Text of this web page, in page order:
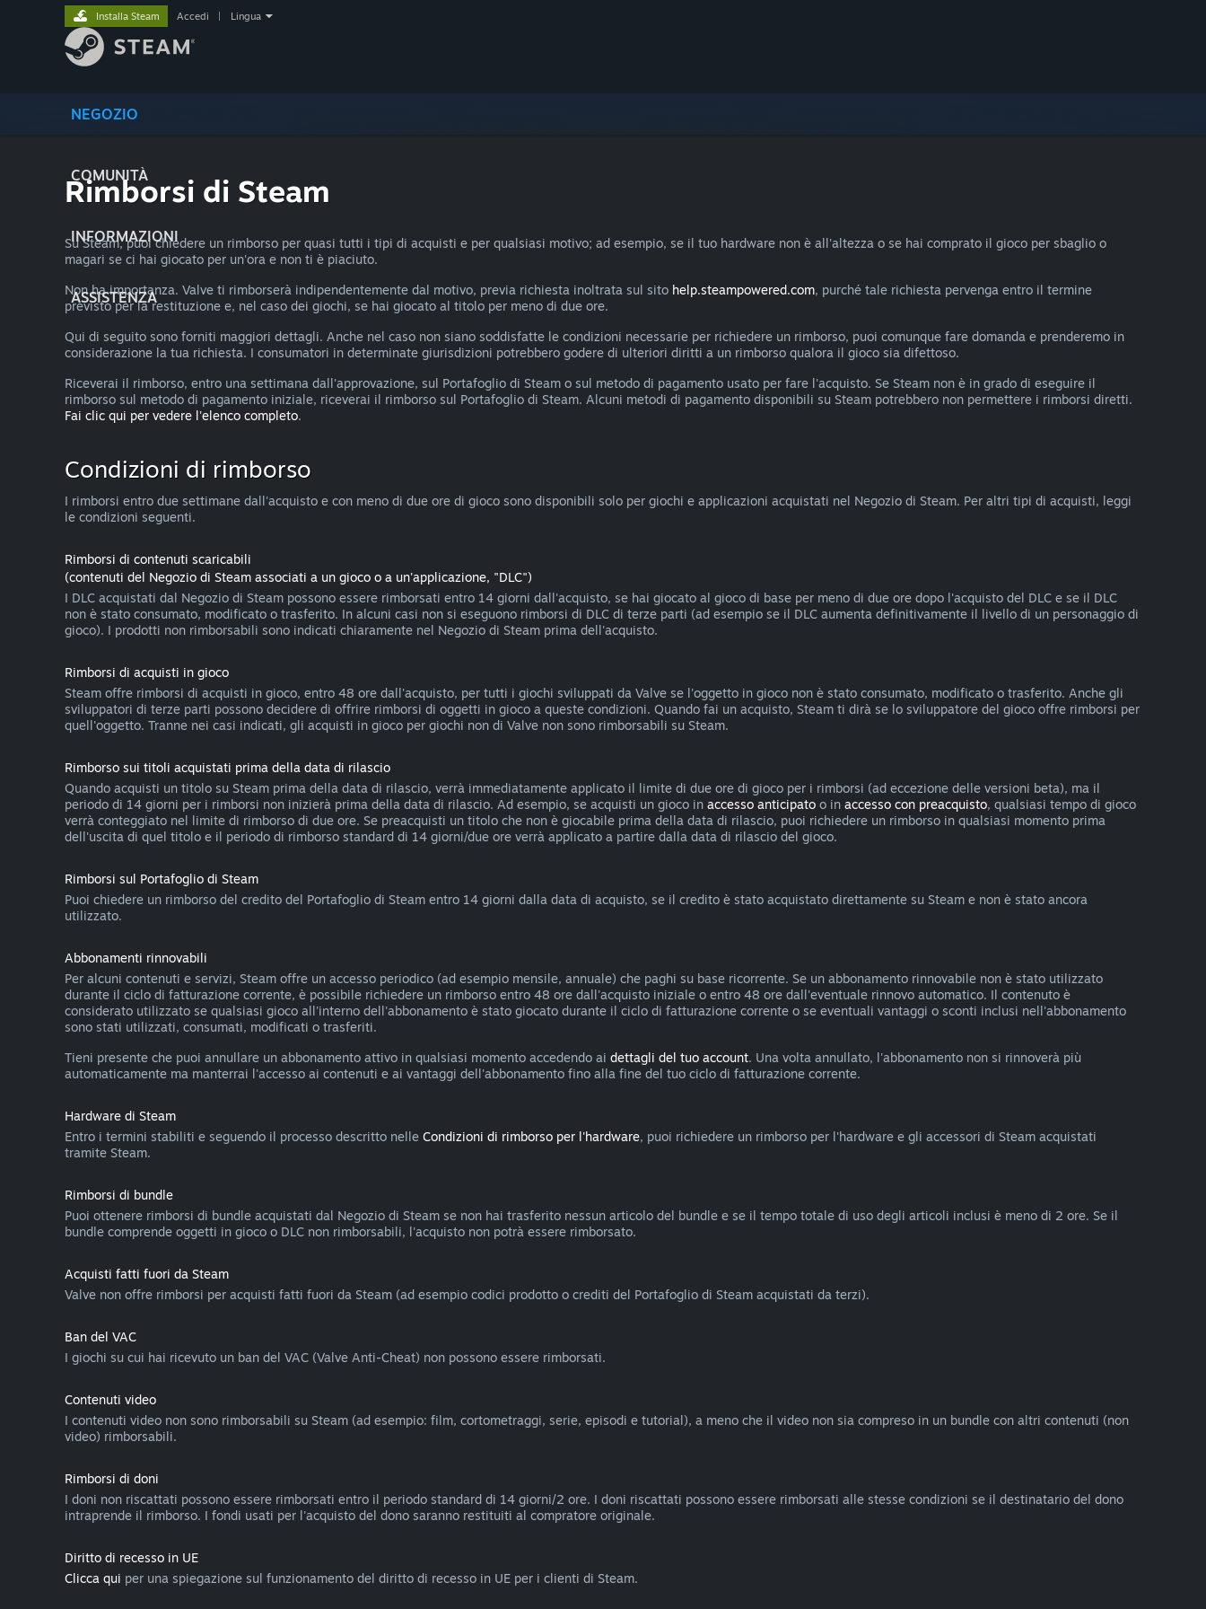
NEGOZIO
COMUNITÀ
INFORMAZIONI
ASSISTENZA
Installa Steam Accedi Lingua
Rimborsi di Steam
Su Steam, puoi chiedere un rimborso per quasi tutti i tipi di acquisti e per qualsiasi motivo; ad esempio, se il tuo hardware non è all'altezza o se hai comprato il gioco per sbaglio o
magari se ci hai giocato per un'ora e non ti è piaciuto.
Non ha importanza. Valve ti rimborserà indipendentemente dal motivo, previa richiesta inoltrata sul sito help.steampowered.com, purché tale richiesta pervenga entro il termine
previsto per la restituzione e, nel caso dei giochi, se hai giocato al titolo per meno di due ore.
Qui di seguito sono forniti maggiori dettagli. Anche nel caso non siano soddisfatte le condizioni necessarie per richiedere un rimborso, puoi comunque fare domanda e prenderemo in
considerazione la tua richiesta. I consumatori in determinate giurisdizioni potrebbero godere di ulteriori diritti a un rimborso qualora il gioco sia difettoso.
Riceverai il rimborso, entro una settimana dall'approvazione, sul Portafoglio di Steam o sul metodo di pagamento usato per fare l'acquisto. Se Steam non è in grado di eseguire il
rimborso sul metodo di pagamento iniziale, riceverai il rimborso sul Portafoglio di Steam. Alcuni metodi di pagamento disponibili su Steam potrebbero non permettere i rimborsi diretti.
Fai clic qui per vedere l'elenco completo.
Condizioni di rimborso
I rimborsi entro due settimane dall'acquisto e con meno di due ore di gioco sono disponibili solo per giochi e applicazioni acquistati nel Negozio di Steam. Per altri tipi di acquisti, leggi
le condizioni seguenti.
Rimborsi di contenuti scaricabili
(contenuti del Negozio di Steam associati a un gioco o a un'applicazione, "DLC")
I DLC acquistati dal Negozio di Steam possono essere rimborsati entro 14 giorni dall'acquisto, se hai giocato al gioco di base per meno di due ore dopo l'acquisto del DLC e se il DLC
non è stato consumato, modificato o trasferito. In alcuni casi non si eseguono rimborsi di DLC di terze parti (ad esempio se il DLC aumenta definitivamente il livello di un personaggio di
gioco). I prodotti non rimborsabili sono indicati chiaramente nel Negozio di Steam prima dell'acquisto.
Rimborsi di acquisti in gioco
Steam offre rimborsi di acquisti in gioco, entro 48 ore dall'acquisto, per tutti i giochi sviluppati da Valve se l'oggetto in gioco non è stato consumato, modificato o trasferito. Anche gli
sviluppatori di terze parti possono decidere di offrire rimborsi di oggetti in gioco a queste condizioni. Quando fai un acquisto, Steam ti dirà se lo sviluppatore del gioco offre rimborsi per
quell'oggetto. Tranne nei casi indicati, gli acquisti in gioco per giochi non di Valve non sono rimborsabili su Steam.
Rimborso sui titoli acquistati prima della data di rilascio
Quando acquisti un titolo su Steam prima della data di rilascio, verrà immediatamente applicato il limite di due ore di gioco per i rimborsi (ad eccezione delle versioni beta), ma il
periodo di 14 giorni per i rimborsi non inizierà prima della data di rilascio. Ad esempio, se acquisti un gioco in accesso anticipato o in accesso con preacquisto, qualsiasi tempo di gioco
verrà conteggiato nel limite di rimborso di due ore. Se preacquisti un titolo che non è giocabile prima della data di rilascio, puoi richiedere un rimborso in qualsiasi momento prima
dell'uscita di quel titolo e il periodo di rimborso standard di 14 giorni/due ore verrà applicato a partire dalla data di rilascio del gioco.
Rimborsi sul Portafoglio di Steam
Puoi chiedere un rimborso del credito del Portafoglio di Steam entro 14 giorni dalla data di acquisto, se il credito è stato acquistato direttamente su Steam e non è stato ancora
utilizzato.
Abbonamenti rinnovabili
Per alcuni contenuti e servizi, Steam offre un accesso periodico (ad esempio mensile, annuale) che paghi su base ricorrente. Se un abbonamento rinnovabile non è stato utilizzato
durante il ciclo di fatturazione corrente, è possibile richiedere un rimborso entro 48 ore dall'acquisto iniziale o entro 48 ore dall'eventuale rinnovo automatico. Il contenuto è
considerato utilizzato se qualsiasi gioco all'interno dell'abbonamento è stato giocato durante il ciclo di fatturazione corrente o se eventuali vantaggi o sconti inclusi nell'abbonamento
sono stati utilizzati, consumati, modificati o trasferiti.
Tieni presente che puoi annullare un abbonamento attivo in qualsiasi momento accedendo ai dettagli del tuo account. Una volta annullato, l'abbonamento non si rinnoverà più
automaticamente ma manterrai l'accesso ai contenuti e ai vantaggi dell'abbonamento fino alla fine del tuo ciclo di fatturazione corrente.
Hardware di Steam
Entro i termini stabiliti e seguendo il processo descritto nelle Condizioni di rimborso per l'hardware, puoi richiedere un rimborso per l'hardware e gli accessori di Steam acquistati
tramite Steam.
Rimborsi di bundle
Puoi ottenere rimborsi di bundle acquistati dal Negozio di Steam se non hai trasferito nessun articolo del bundle e se il tempo totale di uso degli articoli inclusi è meno di 2 ore. Se il
bundle comprende oggetti in gioco o DLC non rimborsabili, l'acquisto non potrà essere rimborsato.
Acquisti fatti fuori da Steam
Valve non offre rimborsi per acquisti fatti fuori da Steam (ad esempio codici prodotto o crediti del Portafoglio di Steam acquistati da terzi).
Ban del VAC
I giochi su cui hai ricevuto un ban del VAC (Valve Anti-Cheat) non possono essere rimborsati.
Contenuti video
I contenuti video non sono rimborsabili su Steam (ad esempio: film, cortometraggi, serie, episodi e tutorial), a meno che il video non sia compreso in un bundle con altri contenuti (non
video) rimborsabili.
Rimborsi di doni
I doni non riscattati possono essere rimborsati entro il periodo standard di 14 giorni/2 ore. I doni riscattati possono essere rimborsati alle stesse condizioni se il destinatario del dono
intraprende il rimborso. I fondi usati per l'acquisto del dono saranno restituiti al compratore originale.
Diritto di recesso in UE
Clicca qui per una spiegazione sul funzionamento del diritto di recesso in UE per i clienti di Steam.